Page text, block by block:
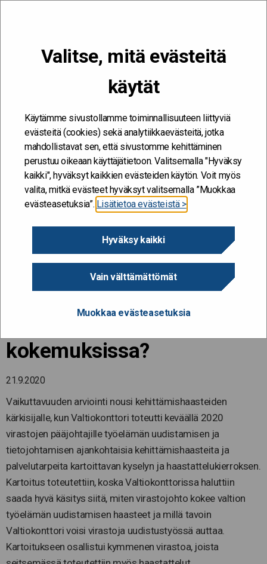
Valitse, mitä evästeitä
käytät
Käytämme sivustollamme toiminnallisuuteen liittyviä
evästeitä (cookies) sekä analytiikkaevästeitä, jotka
mahdollistavat sen, että sivustomme kehittäminen
perustuu oikeaan käyttäjätietoon. Valitsemalla "Hyväksy
kaikki", hyväksyt kaikkien evästeiden käytön. Voit myös
valita, mitkä evästeet hyväksyt valitsemalla ”Muokkaa
evästeasetuksia”. Lisätietoa evästeistä >
Hyväksy kaikki
Vain välttämättömät
Muokkaa evästeasetuksia
Kehitän ja kehityn #töissäSuomelle
Miltä työelämän uudistamisen haasteet näyttävät
Miltä työelämän
uudistamisen haasteet
näyttävät johdon
kokemuksissa?
21.9.2020
Vaikuttavuuden arviointi nousi kehittämishaasteiden
kärkisijalle, kun Valtiokonttori toteutti keväällä 2020
virastojen pääjohtajille työelämän uudistamisen ja
tietojohtamisen ajankohtaisia kehittämishaasteita ja
palvelutarpeita kartoittavan kyselyn ja haastattelukierroksen.
Kartoitus toteutettiin, koska Valtiokonttorissa haluttiin
saada hyvä käsitys siitä, miten virastojohto kokee valtion
työelämän uudistamisen haasteet ja millä tavoin
Valtiokonttori voisi virastoja uudistustyössä auttaa.
Kartoitukseen osallistui kymmenen virastoa, joista